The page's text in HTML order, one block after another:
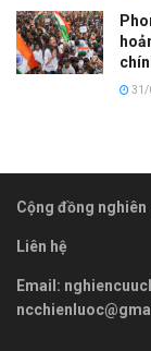
31/
Cộng đồng
Liên hệ
Email: